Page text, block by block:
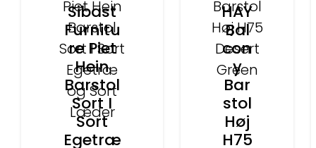
Sibast
Furnitu
re Piet
Hein
Barstol
Sort I
Sort
Egetræ
HAY
Bal
con
y
Bar
stol
Høj
H75